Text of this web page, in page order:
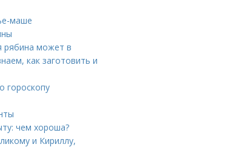
маше
рябина может в
как заготовить и
гороскопу
чем хороша?
и Кириллу,